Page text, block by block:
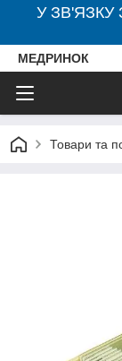
У
МЕДРИНОК
Товари та